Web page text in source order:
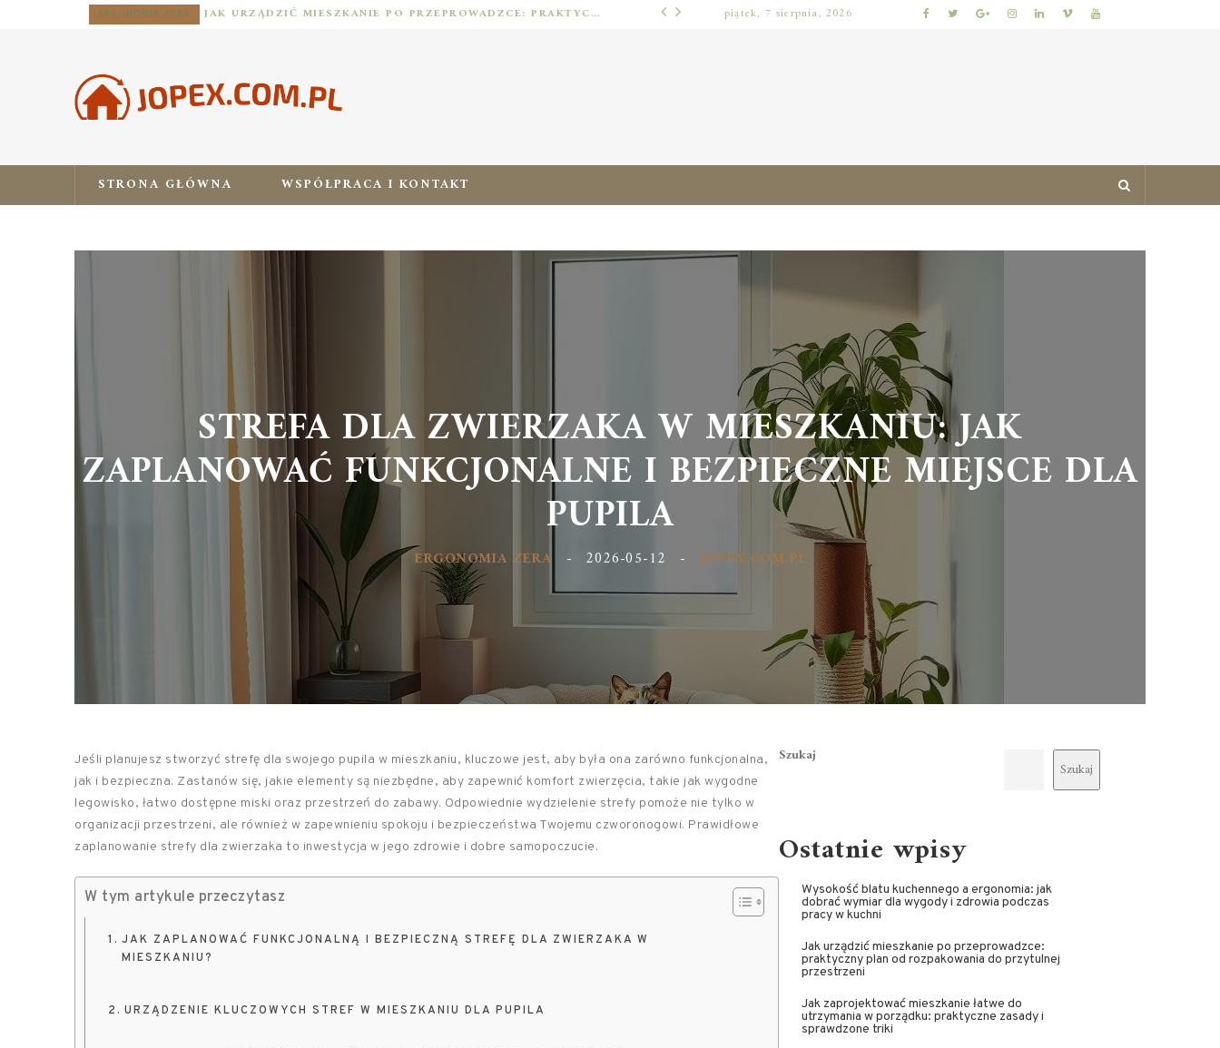
ERGONOMIA ZERA JAK URZĄDZIĆ MIESZKANIE PO PRZEPROWADZCE: PRAKTYCZNY PLAN OD ROZPAKOWANIA DO PRZYTULNEJ PRZESTRZENI ERGONOMIA ZERA
piątek, 7 sierpnia, 2026
STRONA GŁÓWNA WSPÓŁPRACA I KONTAKT
STREFA DLA ZWIERZAKA W MIESZKANIU: JAK
ZAPLANOWAĆ FUNKCJONALNE I BEZPIECZNE MIEJSCE DLA
PUPILA
ERGONOMIA ZERA - 2026-05-12 - JOPEX.COM.PL
Jeśli planujesz stworzyć strefę dla swojego pupila w mieszkaniu, kluczowe jest, aby była ona zarówno funkcjonalna,
jak i bezpieczna. Zastanów się, jakie elementy są niezbędne, aby zapewnić komfort zwierzęcia, takie jak wygodne
legowisko, łatwo dostępne miski oraz przestrzeń do zabawy. Odpowiednie wydzielenie strefy pomoże nie tylko w
organizacji przestrzeni, ale również w zapewnieniu spokoju i bezpieczeństwa Twojemu czworonogowi. Prawidłowe
zaplanowanie strefy dla zwierzaka to inwestycja w jego zdrowie i dobre samopoczucie.
W tym artykule przeczytasz
JAK ZAPLANOWAĆ FUNKCJONALNĄ I BEZPIECZNĄ STREFĘ DLA ZWIERZAKA W
MIESZKANIU?
URZĄDZENIE KLUCZOWYCH STREF W MIESZKANIU DLA PUPILA
Szukaj
Szukaj
Ostatnie wpisy
Wysokość blatu kuchennego a ergonomia: jak
dobrać wymiar dla wygody i zdrowia podczas
pracy w kuchni
Jak urządzić mieszkanie po przeprowadzce:
praktyczny plan od rozpakowania do przytulnej
przestrzeni
Jak zaprojektować mieszkanie łatwe do
utrzymania w porządku: praktyczne zasady i
sprawdzone triki